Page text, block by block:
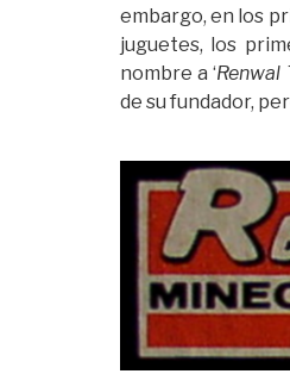
embargo, en los
juguetes, los
nombre a ‘Renwal
de su fundador,